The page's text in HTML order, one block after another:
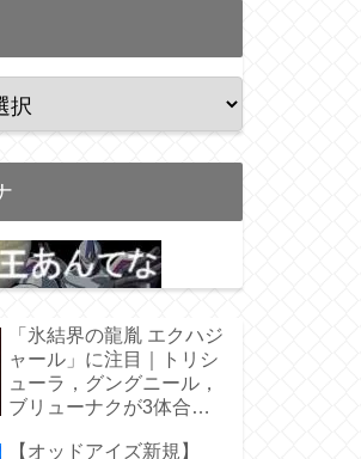
「氷結界の龍胤 エクハジ
ャール」に注目｜トリシ
ューラ，グングニール，
ブリューナクが3体合
【オッドアイズ新規】